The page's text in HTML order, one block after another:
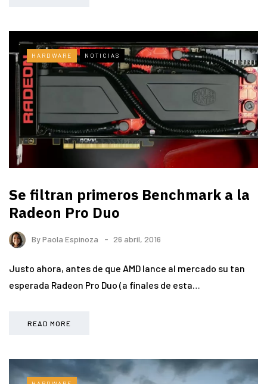
HARDWARE NOTICIAS
Se filtran primeros Benchmark a la
Radeon Pro Duo
ByPaola Espinoza 26 abril, 2016
Justo ahora, antes de que AMD lance al mercado su tan
esperada Radeon Pro Duo (a finales de esta…
READ MORE